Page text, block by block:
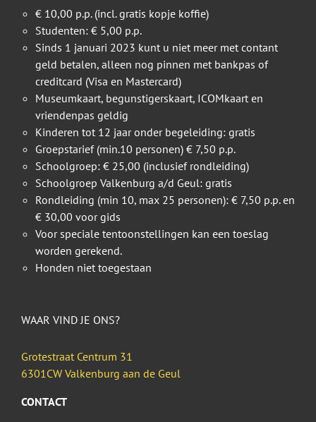
€ 10,00 p.p. (incl. gratis kopje koffie)
Studenten: € 5,00 p.p.
Sinds 1 januari 2023 kunt u niet meer met contant
geld betalen, alleen nog pinnen met bankpas of
creditcard (Visa en Mastercard)
Museumkaart, begunstigerskaart, ICOMkaart en
vriendenpas geldig
Kinderen tot 12 jaar onder begeleiding: gratis
Groepstarief (min.10 personen) € 7,50 p.p.
Schoolgroep: € 25,00 (inclusief rondleiding)
Schoolgroep Valkenburg a/d Geul: gratis
Rondleiding (min 10, max 25 personen): € 7,50 p.p. en
€ 30,00 voor gids
Voor speciale tentoonstellingen kan een toeslag
worden gerekend.
Honden niet toegestaan
WAAR VIND JE ONS?
Grotestraat Centrum 31
6301CW Valkenburg aan de Geul
CONTACT